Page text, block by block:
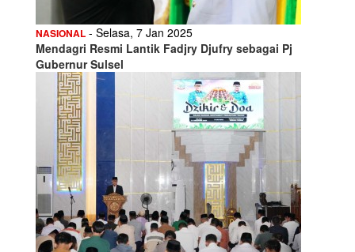
NASIONAL - Selasa, 7 Jan 2025
Mendagri Resmi Lantik Fadjry Djufry sebagai Pj
Gubernur Sulsel